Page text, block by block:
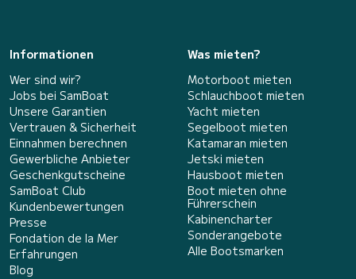
Informationen
Wer sind wir?
Jobs bei SamBoat
Unsere Garantien
Vertrauen & Sicherheit
Einnahmen berechnen
Gewerbliche Anbieter
Geschenkgutscheine
SamBoat Club
Kundenbewertungen
Presse
Fondation de la Mer
Erfahrungen
Blog
Was mieten?
Motorboot mieten
Schlauchboot mieten
Yacht mieten
Segelboot mieten
Katamaran mieten
Jetski mieten
Hausboot mieten
Boot mieten ohne
Führerschein
Kabinencharter
Sonderangebote
Alle Bootsmarken